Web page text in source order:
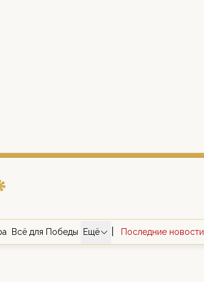
Всё для Победы Ещё Последние новости